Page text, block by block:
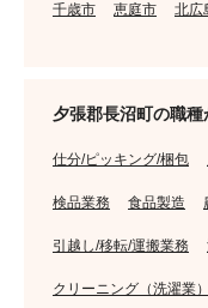
千歳市 恵庭市 北広
夕張郡長沼町の職種
仕分/ピッキング/梱包
検品業務 食品製造
引越し/移転/運搬業務
クリーニング（洗濯業）